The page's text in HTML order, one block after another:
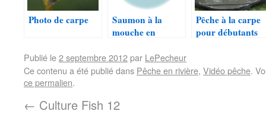
Photo de carpe
Saumon à la
mouche en
Pêche à la carpe
pour débutants
Publié le2 septembre 2012par LePecheur
Ce contenu a été publié dans Pêche en rivière, Vidéo pêche.
ce permalien.
← Culture Fish 12